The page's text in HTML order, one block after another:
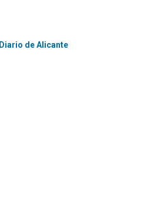
Diario de Alicante